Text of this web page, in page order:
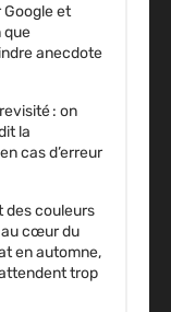
Google et
que
anecdote
: on
la
cas d’erreur
des couleurs
cœur du
en automne,
trop